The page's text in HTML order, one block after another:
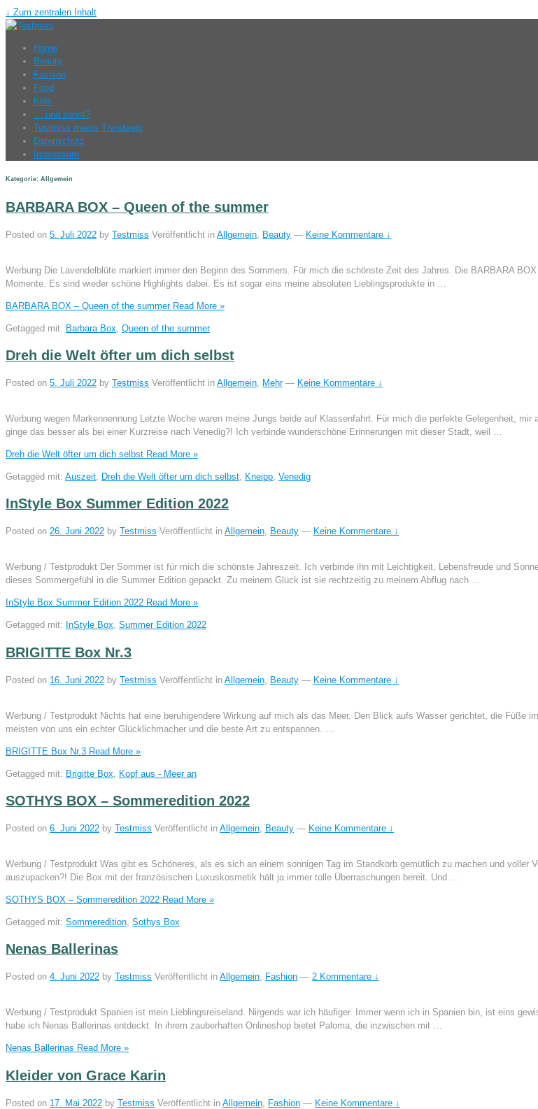
↓ Zum zentralen Inhalt
Home
Beauty
Fashion
Food
Kids
… und sonst?
Testmiss meets Trendweib
Datenschutz
Impressum
Kategorie: Allgemein
BARBARA BOX – Queen of the summer
Posted on 5. Juli 2022 by Testmiss Veröffentlicht in Allgemein Beauty — Keine Kommentare ↓
Werbung Die Lavendelblüte markiert immer den Beginn des Sommers. Für mich die schönste Zeit des Jahres. Die BARBARA
Momente. Es sind wieder schöne Highlights dabei. Es ist sogar eins meine absoluten Lieblingsprodukte in …
BARBARA BOX – Queen of the summerRead More »
Getagged mit: Barbara Box Queen of the summer
Dreh die Welt öfter um dich selbst
Posted on 5. Juli 2022 by Testmiss Veröffentlicht in Allgemein, Mehr — Keine Kommentare ↓
Werbung wegen Markennennung Letzte Woche waren meine Jungs beide auf Klassenfahrt. Für mich die perfekte Gelegenheit, mir
ginge das besser als bei einer Kurzreise nach Venedig?! Ich verbinde wunderschöne Erinnerungen mit dieser Stadt, weil …
Dreh die Welt öfter um dich selbst Read More »
Getagged mit: Auszeit, Dreh die Welt öfter um dich selbst, Kneipp, Venedig
InStyle Box Summer Edition 2022
Posted on 26. Juni 2022 by Testmiss Veröffentlicht in Allgemein, Beauty — Keine Kommentare ↓
Werbung / Testprodukt Der Sommer ist für mich die schönste Jahreszeit. Ich verbinde ihn mit Leichtigkeit, Lebensfreude und
dieses Sommergefühl in die Summer Edition gepackt. Zu meinem Glück ist sie rechtzeitig zu meinem Abflug nach …
InStyle Box Summer Edition 2022 Read More »
Getagged mit: InStyle Box, Summer Edition 2022
BRIGITTE Box Nr.3
Posted on 16. Juni 2022 by Testmiss Veröffentlicht in Allgemein Beauty — Keine Kommentare ↓
Werbung / Testprodukt Nichts hat eine beruhigendere Wirkung auf mich als das Meer. Den Blick aufs Wasser gerichtet, die Füße
meisten von uns ein echter Glücklichmacher und die beste Art zu entspannen. …
BRIGITTE Box Nr.3 Read More »
Getagged mit: Brigitte Box Kopf aus - Meer an
SOTHYS BOX – Sommeredition 2022
Posted on 6. Juni 2022 by Testmiss Veröffentlicht in Allgemein, Beauty — Keine Kommentare ↓
Werbung / Testprodukt Was gibt es Schöneres, als es sich an einem sonnigen Tag im Standkorb gemütlich zu machen und voller
auszupacken?! Die Box mit der französischen Luxuskosmetik hält ja immer tolle Überraschungen bereit. Und …
SOTHYS BOX – Sommeredition 2022 Read More »
Getagged mit: Sommeredition, Sothys Box
Nenas Ballerinas
Posted on 4. Juni 2022 by Testmiss Veröffentlicht in Allgemein, Fashion — 2 Kommentare ↓
Werbung / Testprodukt Spanien ist mein Lieblingsreiseland. Nirgends war ich häufiger. Immer wenn ich in Spanien bin, ist eins
habe ich Nenas Ballerinas entdeckt. In ihrem zauberhaften Onlineshop bietet Paloma, die inzwischen mit …
Nenas Ballerinas Read More »
Kleider von Grace Karin
Posted on 17. Mai 2022 by Testmiss Veröffentlicht in Allgemein Fashion — Keine Kommentare ↓